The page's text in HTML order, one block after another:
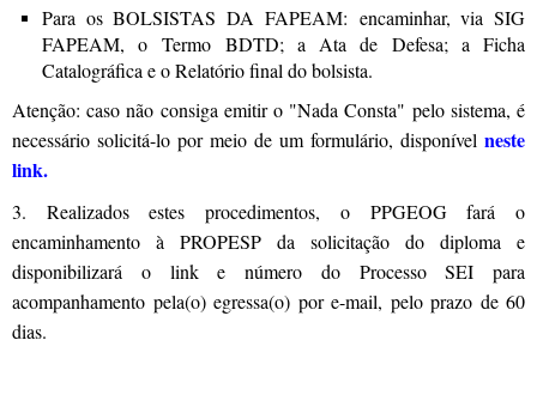
Para os BOLSISTAS DA FAPEAM: encaminhar, via SIG
FAPEAM, o Termo BDTD; a Ata de Defesa; a Ficha
Catalográfica e o Relatório final do bolsista.
Atenção: caso não consiga emitir o "Nada Consta" pelo sistema, é
necessário solicitá-lo por meio de um formulário, disponível neste
link.
3. Realizados estes procedimentos, o PPGEOG fará o
encaminhamento à PROPESP da solicitação do diploma e
disponibilizará o link e número do Processo SEI para
acompanhamento pela(o) egressa(o) por e-mail, pelo prazo de 60
dias.